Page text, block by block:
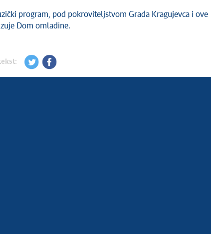
program, pod pokroviteljstvom Grada Kragujevca i ove
Dom omladine.